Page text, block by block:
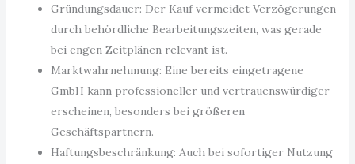
Gründungsdauer: Der Kauf vermeidet Verzögerungen
durch behördliche Bearbeitungszeiten, was gerade
bei engen Zeitplänen relevant ist.
Marktwahrnehmung: Eine bereits eingetragene
GmbH kann professioneller und vertrauenswürdiger
erscheinen, besonders bei größeren
Geschäftspartnern.
Haftungsbeschränkung: Auch bei sofortiger Nutzung